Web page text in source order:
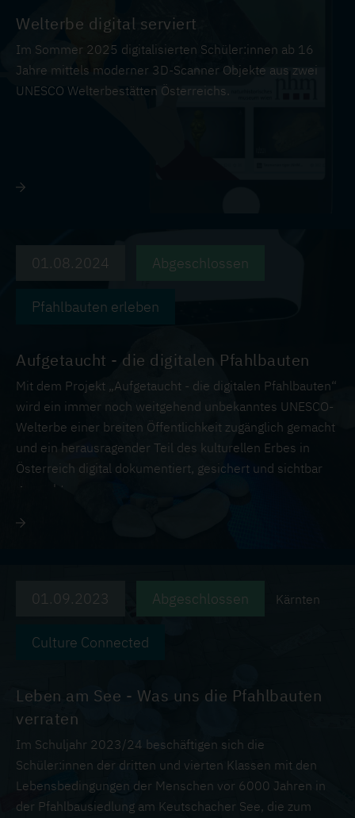
Welterbe digital serviert
Im Sommer 2025 digitalisierten Schüler:innen ab 16
Jahre mittels moderner 3D-Scanner Objekte aus zwei
UNESCO Welterbestätten Österreichs.
01.08.2024 Abgeschlossen
Pfahlbauten erleben
Aufgetaucht - die digitalen Pfahlbauten
Mit dem Projekt „Aufgetaucht - die digitalen Pfahlbauten“
wird ein immer noch weitgehend unbekanntes UNESCO-
Welterbe einer breiten Öffentlichkeit zugänglich gemacht
und ein herausragender Teil des kulturellen Erbes in
Österreich digital dokumentiert, gesichert und sichtbar
gemacht.
"PfahlbauKompass" zu entdecken.
ten.at/
01.09.2023 Abgeschlossen Kärnten
Culture Connected
Leben am See - Was uns die Pfahlbauten
verraten
Im Schuljahr 2023/24 beschäftigen sich die
Schüler:innen der dritten und vierten Klassen mit den
Lebensbedingungen der Menschen vor 6000 Jahren in
der Pfahlbausiedlung am Keutschacher See, die zum